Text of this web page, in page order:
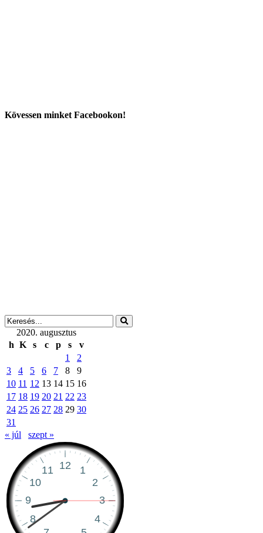
Kövessen minket Facebookon!
2020. augusztus
h K s c p s
v
1
2
3
4 5 6 7 8
9
10 11 12 13 14 15 16
17 18 19 20 21 22 23
24 25 26 27 28 29 30
31
« júl
szept »